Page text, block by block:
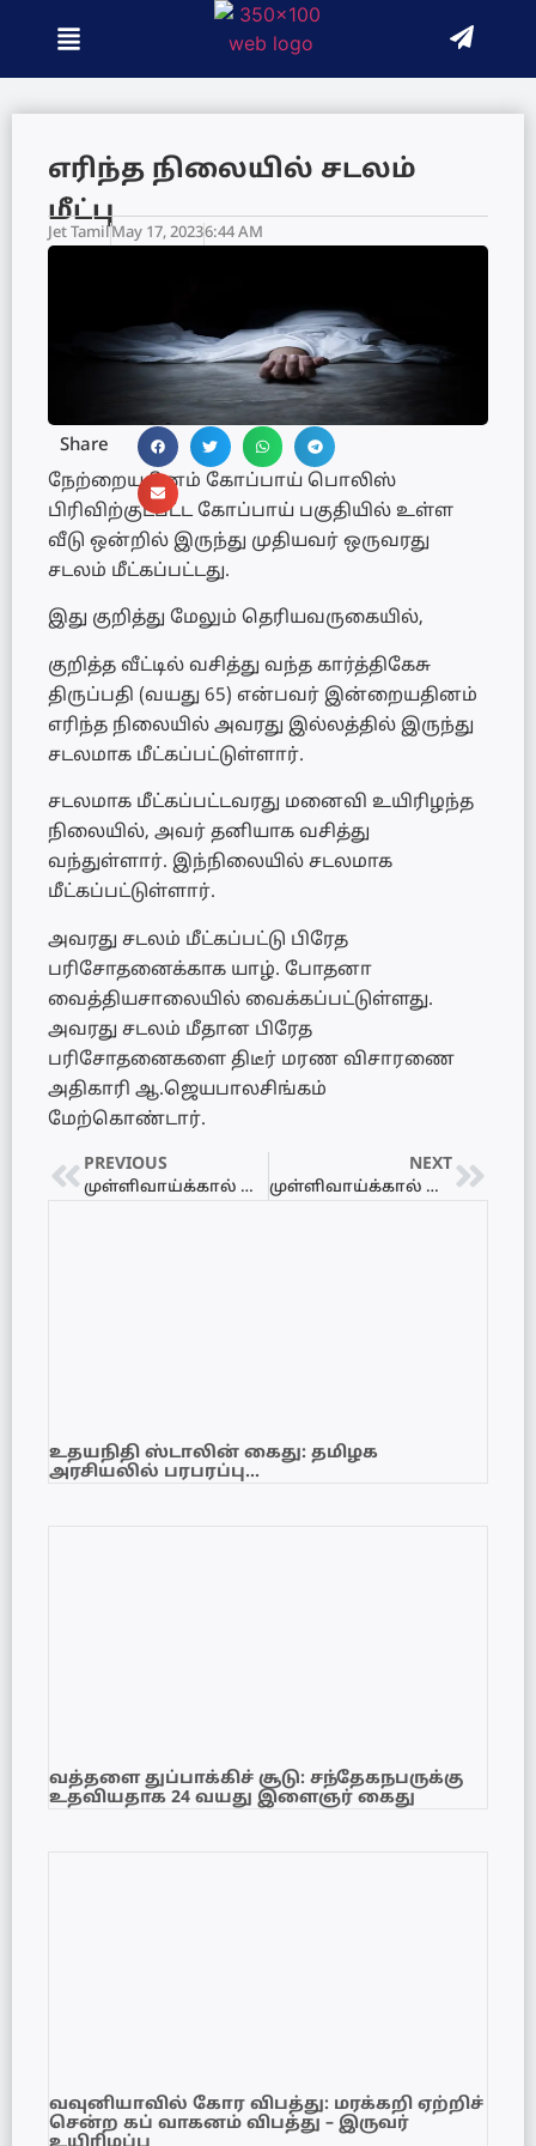
எரிந்த நிலையில் சடலம்
மீட்பு
Jet TamilMay 17, 20236:44 AM
Share
நேற்றையதினம் கோப்பாய் பொலிஸ்
பிரிவிற்குட்பட்ட கோப்பாய் பகுதியில் உள்ள
வீடு ஒன்றில் இருந்து முதியவர் ஒருவரது
சடலம் மீட்கப்பட்டது.
இது குறித்து மேலும் தெரியவருகையில்,
குறித்த வீட்டில் வசித்து வந்த கார்த்திகேசு
திருப்பதி (வயது 65) என்பவர் இன்றையதினம்
எரிந்த நிலையில் அவரது இல்லத்தில் இருந்து
சடலமாக மீட்கப்பட்டுள்ளார்.
சடலமாக மீட்கப்பட்டவரது மனைவி உயிரிழந்த
நிலையில், அவர் தனியாக வசித்து
வந்துள்ளார். இந்நிலையில் சடலமாக
மீட்கப்பட்டுள்ளார்.
அவரது சடலம் மீட்கப்பட்டு பிரேத
பரிசோதனைக்காக யாழ். போதனா
வைத்தியசாலையில் வைக்கப்பட்டுள்ளது.
அவரது சடலம் மீதான பிரேத
பரிசோதனைகளை திடீர் மரண விசாரணை
அதிகாரி ஆ.ஜெயபாலசிங்கம்
மேற்கொண்டார்.
PREVIOUS
முள்ளிவாய்க்கால் நினைவேந்திய ஊர்திப் பவனி
NEXT
முள்ளிவாய்க்கால் நினைவேந்தல் இன்று
உதயநிதி ஸ்டாலின் கைது: தமிழக
அரசியலில் பரபரப்பு…
வத்தளை துப்பாக்கிச் சூடு: சந்தேகநபருக்கு
உதவியதாக 24 வயது இளைஞர் கைது
வவுனியாவில் கோர விபத்து: மரக்கறி ஏற்றிச்
சென்ற கப் வாகனம் விபத்து – இருவர்